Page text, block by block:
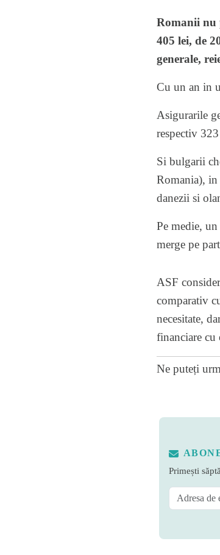
Romanii nu
405 lei, de
generale,
Cu un an in
Asigurarile
respectiv
Si bulgarii
Romania), in
danezii si
Pe medie,
merge pe
ASF
comparativ
necesitate,
financiare cu
Ne puteți
Primești